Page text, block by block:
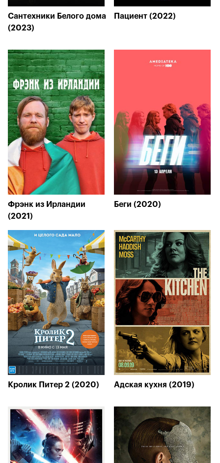
Сантехники Белого дома
(2023)
Пациент (2022)
Фрэнк из Ирландии
(2021)
Беги (2020)
Кролик Питер 2 (2020) Адская кухня (2019)